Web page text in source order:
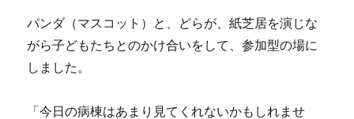
パンダ（マスコット）と、どらが、紙芝居を演じな
がら子どもたちとのかけ合いをして、参加型の場に
しました。
「今日の病棟はあまり見てくれないかもしれませ